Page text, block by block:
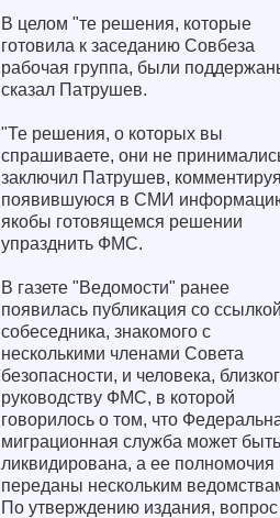
В целом "те решения, которые
готовила к заседанию Совбеза
рабочая группа, были
сказал Патрушев.
"Те решения, о которых вы
спрашиваете, они не
заключил Патрушев,
появившуюся в СМИ
якобы готовящемся решении
упразднить ФМС.
В газете "Ведомости" ранее
появилась публикация со
собеседника, знакомого с
несколькими членами Совета
безопасности, и человека,
руководству ФМС, в которой
говорилось о том, что
миграционная служба может быть
ликвидирована, а ее полномочия
переданы нескольким
По утверждению издания,